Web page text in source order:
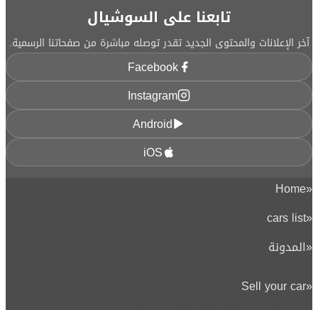
تابعنا على السوشيال
آخر الإعلانات والمحتوى الجديد تقدر توصله مباشرة من صفحاتنا الرسمية.
Facebook
Instagram
Android
iOS
«
Home
«
cars list
«المدونة
«
Sell your car